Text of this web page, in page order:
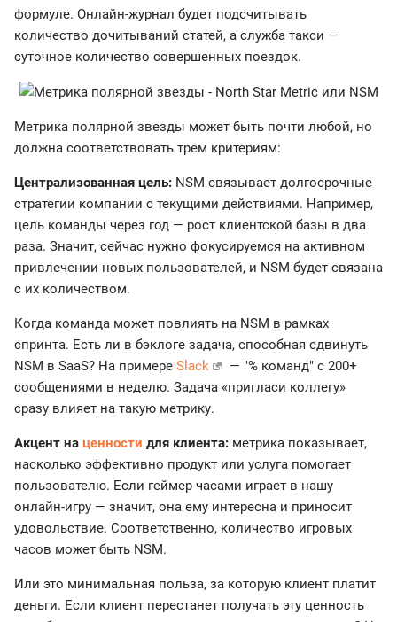
формуле. Онлайн-журнал будет подсчитывать
количество дочитываний статей, а служба такси —
суточное количество совершенных поездок.
Метрика полярной звезды может быть почти любой, но
должна соответствовать трем критериям:
Централизованная цель: NSM связывает долгосрочные
стратегии компании с текущими действиями. Например,
цель команды через год — рост клиентской базы в два
раза. Значит, сейчас нужно фокусируемся на активном
привлечении новых пользователей, и NSM будет связана
с их количеством.
Когда команда может повлиять на NSM в рамках
спринта. Есть ли в бэклоге задача, способная сдвинуть
NSM в SaaS? На примере Slack
— "% команд" с 200+
сообщениями в неделю. Задача «пригласи коллегу»
сразу влияет на такую метрику.
Акцент на ценности для клиента: метрика показывает,
насколько эффективно продукт или услуга помогает
пользователю. Если геймер часами играет в нашу
онлайн-игру — значит, она ему интересна и приносит
удовольствие. Соответственно, количество игровых
часов может быть NSM.
Или это минимальная польза, за которую клиент платит
деньги. Если клиент перестанет получать эту ценность